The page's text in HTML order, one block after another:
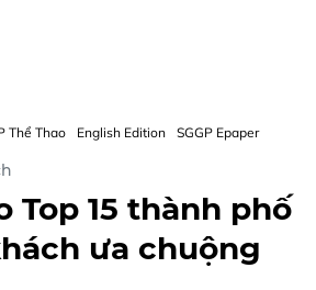
Thể Thao English Edition SGGP Epaper
Top 15 thành phố
ưa chuộng